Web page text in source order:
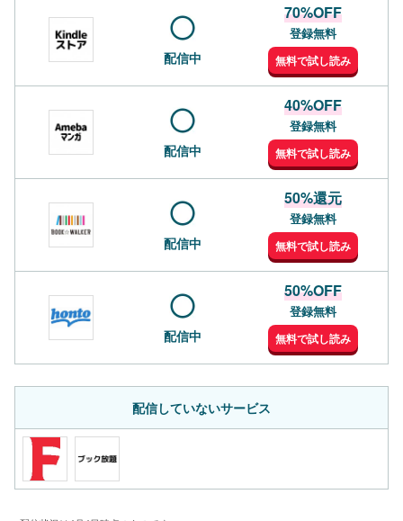
配信中
70%OFF
登録無料
無料で試し読み
配信中
40%OFF
登録無料
無料で試し読み
配信中
50%還元
登録無料
無料で試し読み
配信中
50%OFF
登録無料
無料で試し読み
配信していないサービス